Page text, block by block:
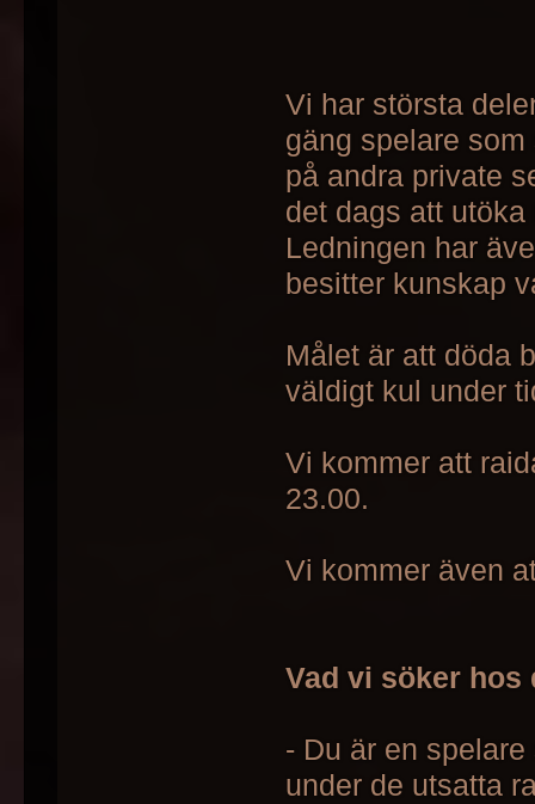
Vi har största
gäng spelare
på andra private
det dags att utöka
Ledningen har
besitter kunskap
Målet är att döda
väldigt kul under
Vi kommer att
23.00.
Vi kommer även
Vad vi söker hos
- Du är en
under de utsatta